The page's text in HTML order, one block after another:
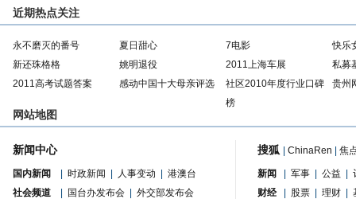
近期热点关注
永不磨灭的番号 夏日甜心 7电影
快乐
新还珠格格
姚明退役 2011上海车展
私募
2011高考试题答案
感动中国十大母亲评选
社区2010年度行业口碑
榜
贵州
网站地图
新闻中心
国内新闻 时政新闻 人事变动
港澳台
国台办发布会 外交部发布会
社会频道
搜狐 ChinaRen 焦
新闻 军事 公益
财经
股票 理财